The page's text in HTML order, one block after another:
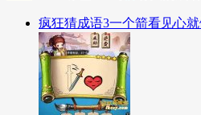
疯狂猜成语3一个箭看见心